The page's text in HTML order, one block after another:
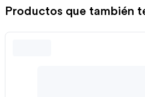
Productos que también